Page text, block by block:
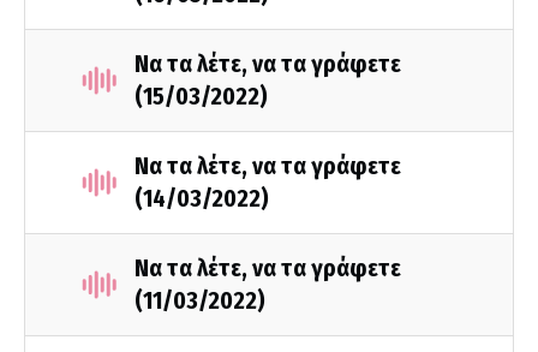
Να τα λέτε, να τα γράφετε
(15/03/2022)
Να τα λέτε, να τα γράφετε
(14/03/2022)
Να τα λέτε, να τα γράφετε
(11/03/2022)